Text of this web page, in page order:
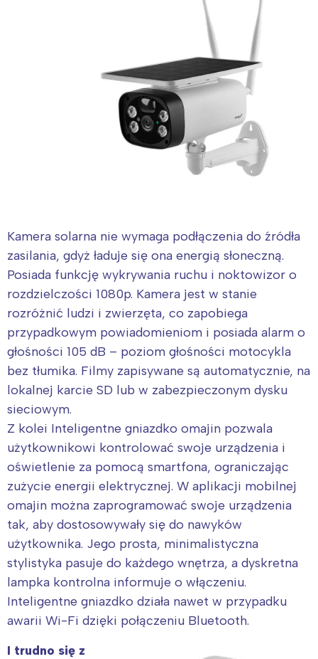
Kamera solarna nie wymaga podłączenia do źródła
zasilania, gdyż ładuje się ona energią słoneczną.
Posiada funkcję wykrywania ruchu i noktowizor o
rozdzielczości 1080p. Kamera jest w stanie
rozróżnić ludzi i zwierzęta, co zapobiega
przypadkowym powiadomieniom i posiada alarm o
głośności 105 dB – poziom głośności motocykla
bez tłumika. Filmy zapisywane są automatycznie, na
lokalnej karcie SD lub w zabezpieczonym dysku
sieciowym.
Z kolei Inteligentne gniazdko omajin pozwala
użytkownikowi kontrolować swoje urządzenia i
oświetlenie za pomocą smartfona, ograniczając
zużycie energii elektrycznej. W aplikacji mobilnej
omajin można zaprogramować swoje urządzenia
tak, aby dostosowywały się do nawyków
użytkownika. Jego prosta, minimalistyczna
stylistyka pasuje do każdego wnętrza, a dyskretna
lampka kontrolna informuje o włączeniu.
Inteligentne gniazdko działa nawet w przypadku
awarii Wi-Fi dzięki połączeniu Bluetooth.
I trudno się z